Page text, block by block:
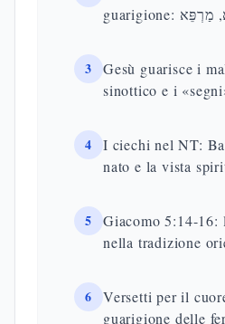
3
Gesù guarisce i
sinottico e i
4
I ciechi nel NT:
nato e la vista
5
Giacomo 5:14-16:
nella tradizione
6
Versetti per il
guarigione delle